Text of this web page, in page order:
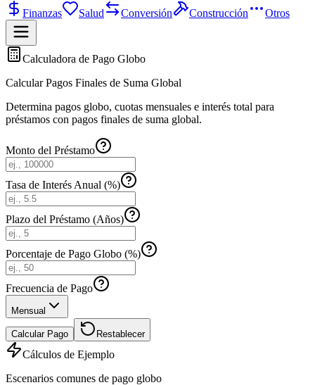
Finanzas
Salud Conversión Construcción Otros
Calculadora de Pago Globo
Calcular Pagos Finales de Suma Global
Determina pagos globo, cuotas mensuales e interés total para
préstamos con pagos finales de suma global.
Monto del Préstamo
Tasa de Interés Anual (%)
Plazo del Préstamo (Años)
Porcentaje de Pago Globo (%)
Frecuencia de Pago
Mensual
Calcular Pago Restablecer
Cálculos de Ejemplo
Escenarios comunes de pago globo